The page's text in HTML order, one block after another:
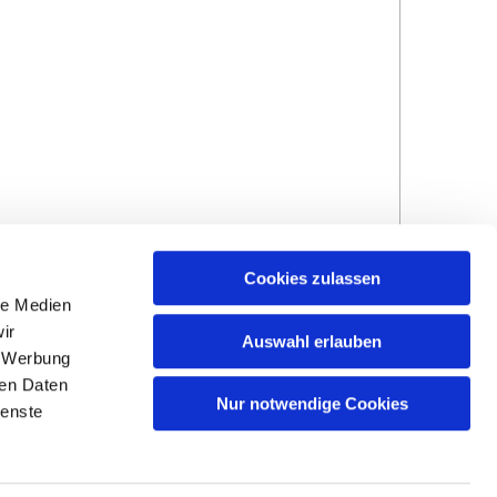
Medien
Daten
Cookies zulassen
Auswahl erlauben
Nur notwendige Cookies
Impressum und